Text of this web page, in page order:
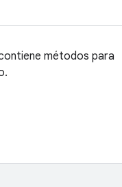
métodos para